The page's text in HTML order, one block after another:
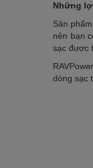
Những
Sản
nên bạn
sạc được
dòng sạc